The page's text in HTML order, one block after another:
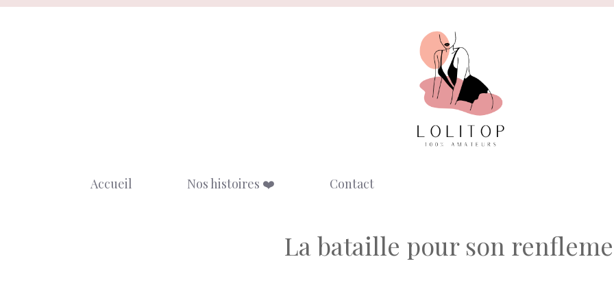
Aller
Accueil Nos histoires ❤️ Contact
La bataille pour son